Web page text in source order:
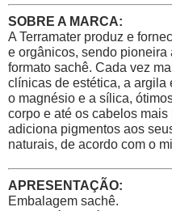
SOBRE A MARCA:
A Terramater produz e
e orgânicos, sendo
formato sachê. Cada vez
clínicas de estética, a argila
o magnésio e a sílica,
corpo e até os cabelos mais
adiciona pigmentos aos
naturais, de acordo com o
APRESENTAÇÃO:
Embalagem sachê.